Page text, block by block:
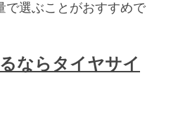
で選ぶことがおすすめで
ならタイヤサイ